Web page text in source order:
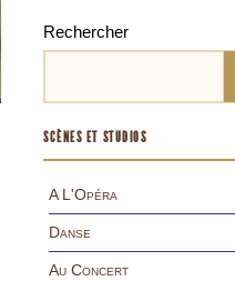
Rechercher
SCÈNES ET STUDIOS
A L'Opéra
Danse
Au Concert